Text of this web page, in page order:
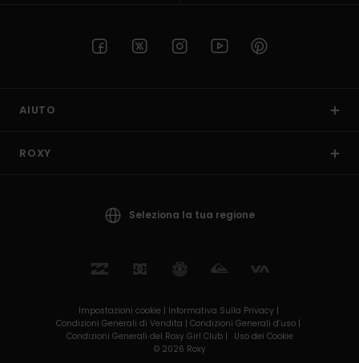
AIUTO
ROXY
Seleziona la tua regione
Impostazioni cookie | Informativa Sulla Privacy |
Condizioni Generali di Vendita | Condizioni Generali d’uso |
Condizioni Generali del Roxy Girl Club |
Uso dei Cookie
© 2026 Roxy